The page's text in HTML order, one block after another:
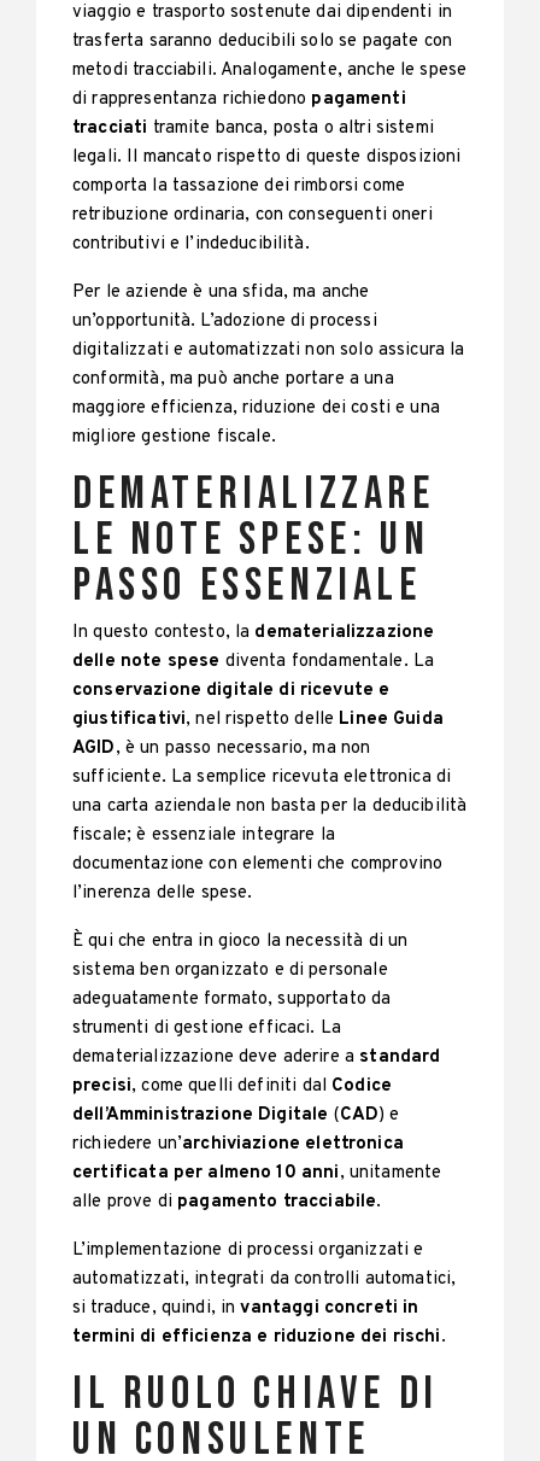
viaggio e trasporto sostenute dai dipendenti in
trasferta saranno deducibili solo se pagate con
metodi tracciabili. Analogamente, anche le spese
di rappresentanza richiedono pagamenti
tracciati tramite banca, posta o altri sistemi
legali. Il mancato rispetto di queste disposizioni
comporta la tassazione dei rimborsi come
retribuzione ordinaria, con conseguenti oneri
contributivi e l’indeducibilità.
Per le aziende è una sfida, ma anche
un’opportunità. L’adozione di processi
digitalizzati e automatizzati non solo assicura la
conformità, ma può anche portare a una
maggiore efficienza, riduzione dei costi e una
migliore gestione fiscale.
Dematerializzare
le note spese: un
passo essenziale
In questo contesto, la dematerializzazione
delle note spese diventa fondamentale. La
conservazione digitale di ricevute e
giustificativi, nel rispetto delle Linee Guida
AGID, è un passo necessario, ma non
sufficiente. La semplice ricevuta elettronica di
una carta aziendale non basta per la deducibilità
fiscale; è essenziale integrare la
documentazione con elementi che comprovino
l’inerenza delle spese.
È qui che entra in gioco la necessità di un
sistema ben organizzato e di personale
adeguatamente formato, supportato da
strumenti di gestione efficaci. La
dematerializzazione deve aderire a standard
precisi, come quelli definiti dal Codice
dell’Amministrazione Digitale (CAD) e
richiedere un’archiviazione elettronica
certificata per almeno 10 anni, unitamente
alle prove di pagamento tracciabile.
L’implementazione di processi organizzati e
automatizzati, integrati da controlli automatici,
si traduce, quindi, invantaggi concreti in
termini di efficienza e riduzione dei rischi.
Il ruolo chiave di
un consulente